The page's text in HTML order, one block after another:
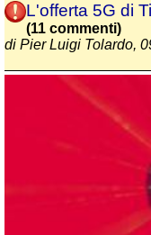
L'offerta 5G di
(11 commenti)
di Pier Luigi Tolardo,